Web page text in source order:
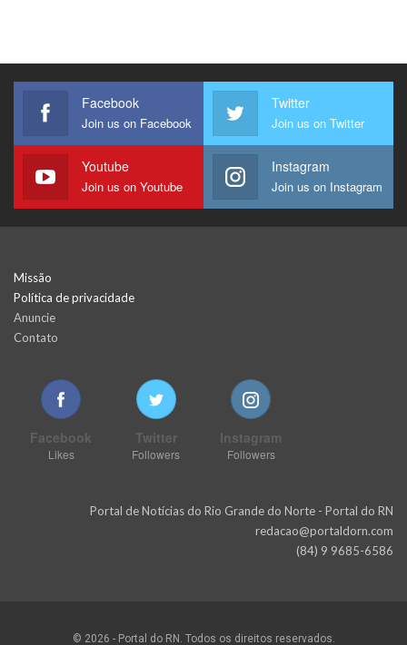
Facebook
Join us on Facebook
Twitter
Join us on Twitter
Youtube
Join us on Youtube
Instagram
Join us on Instagram
Missão
Política de privacidade
Anuncie
Contato
Facebook
Likes
Twitter
Followers
Instagram
Followers
Portal de Notícias do Rio Grande do Norte - Portal do RN
redacao@portaldorn.com
(84) 9 9685-6586
© 2026 - Portal do RN. Todos os direitos reservados.